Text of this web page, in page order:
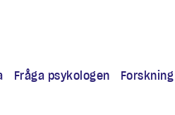
Fråga psykologen Forskning